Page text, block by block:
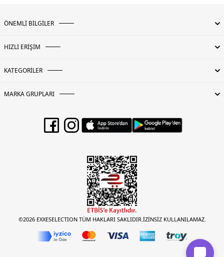
ÖNEMLİ BİLGİLER
HIZLI ERİŞİM
KATEGORİLER
MARKA GRUPLARI
©2026 EXXESELECTION TÜM HAKLARI SAKLIDIR.İZİNSİZ KULLANILAMAZ.